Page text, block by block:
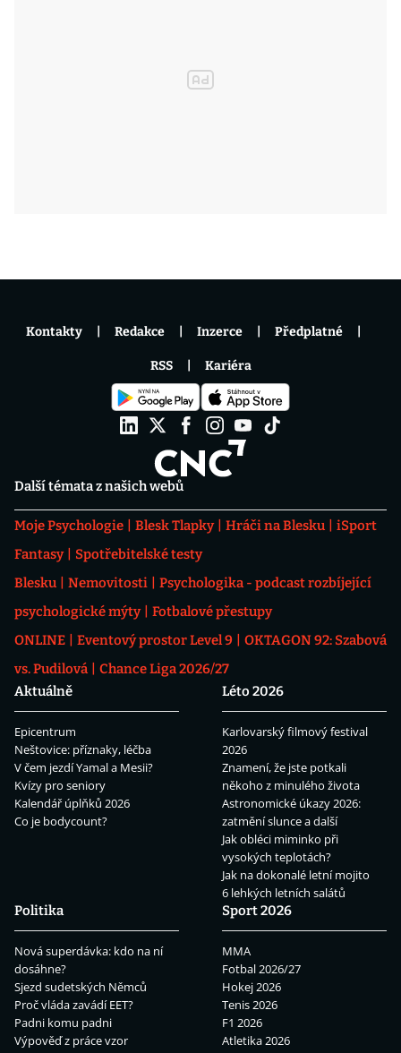
Další témata z našich webů
Moje Psychologie Blesk Tlapky Hráči na Blesku
iSport
Fantasy
Spotřebitelské testy
Blesku
Nemovitosti
Psychologika - podcast rozbíjející
psychologické mýty
Fotbalové přestupy
ONLINE
Eventový prostor Level 9
OKTAGON 92: Szabová
vs. Pudilová
Chance Liga 2026/27
Aktuálně
Epicentrum
Neštovice: příznaky, léčba
V čem jezdí Yamal a Mesii?
Kvízy pro seniory
Kalendář úplňků 2026
Co je bodycount?
Léto 2026
Karlovarský filmový festival
2026
Znamení, že jste potkali
někoho z minulého života
Astronomické úkazy 2026:
zatmění slunce a další
Jak obléci miminko při
vysokých teplotách?
Jak na dokonalé letní mojito
6 lehkých letních salátů
Politika
Nová superdávka: kdo na ní
dosáhne?
Sjezd sudetských Němců
Proč vláda zavádí EET?
Padni komu padni
Výpověď z práce vzor
Sport 2026
MMA
Fotbal 2026/27
Hokej 2026
Tenis 2026
F1 2026
Atletika 2026
Kontakty Redakce Inzerce Předplatné
RSS Kariéra